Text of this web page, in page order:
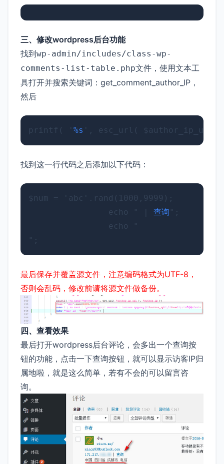
三、修改wordpress后台功能
找到wp-admin/includes/class-wp-
comments-list-table.php文件，使用文本工
具打开并搜索关键词：get_comment_author_IP，
然后
printf( ' %s
找到这一行代码之后添加以下代码：
$num = 'abc'.rand(1000,9999);
                echo " |
查询 ";
                echo "
最后保存并覆盖源文件，注意编码格式为UTF-8，
否则会乱码，修改前请将源文件做备份。
四、查看效果
最后打开wordpress后台评论，会多出一个查询按
钮的功能，点击一下查询按钮，就可以显示访客IP归
属地啦，就是这么简单，若有不会的可以留言咨
询。